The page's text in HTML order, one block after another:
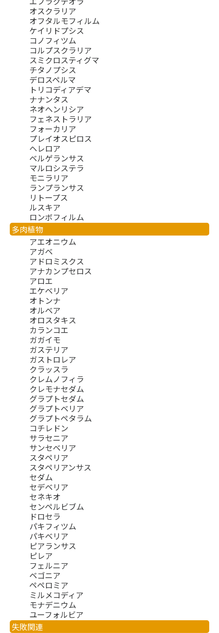
オスクラリア
オフタルモフィルム
ケイリドプシス
コノフィツム
コルプスクラリア
スミクロスティグマ
チタノプシス
デロスペルマ
トリコディアデマ
ナナンタス
ネオヘンリシア
フェネストラリア
フォーカリア
プレイオスピロス
ヘレロア
ベルゲランサス
マルロシステラ
モニラリア
ランプランサス
リトープス
ルスキア
ロンボフィルム
多肉植物
アエオニウム
アガベ
アドロミスクス
アナカンプセロス
アロエ
エケベリア
オトンナ
オルベア
オロスタキス
カランコエ
ガガイモ
ガステリア
ガストロレア
クラッスラ
クレムノフィラ
クレモナセダム
グラプトセダム
グラプトベリア
グラプトペタラム
コチレドン
サラセニア
サンセベリア
スタペリア
スタペリアンサス
セダム
セデベリア
セネキオ
センペルビブム
ドロセラ
パキフィツム
パキベリア
ピアランサス
ピレア
フェルニア
ベゴニア
ペペロミア
ミルメコディア
モナデニウム
ユーフォルビア
失敗関連